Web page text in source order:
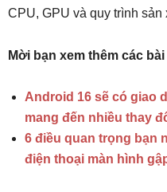
CPU, GPU và quy trình
Mời bạn xem thêm các
Android 16 sẽ có giao
mang đến nhiều thay
6 điều quan trọng bạn
điện thoại màn hình